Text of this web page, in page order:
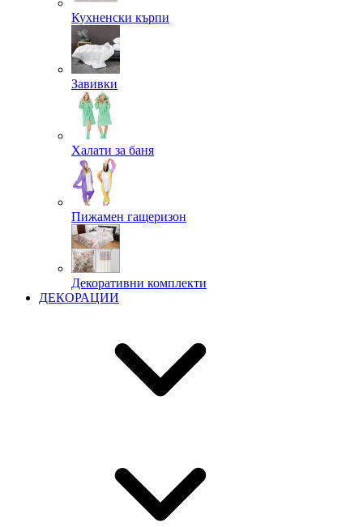
Кухненски кърпи
Завивки
Халати за баня
Пижамен гащеризон
Декоративни комплекти
ДЕКОРАЦИИ